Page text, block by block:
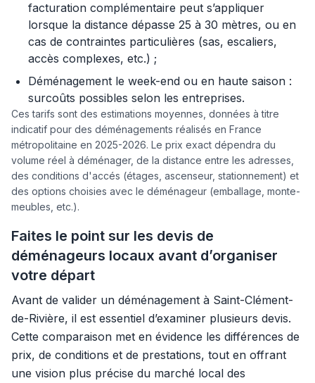
facturation complémentaire peut s’appliquer
lorsque la distance dépasse 25 à 30 mètres, ou en
cas de contraintes particulières (sas, escaliers,
accès complexes, etc.) ;
Déménagement le week-end ou en haute saison :
surcoûts possibles selon les entreprises.
Ces tarifs sont des estimations moyennes, données à titre
indicatif pour des déménagements réalisés en France
métropolitaine en 2025-2026. Le prix exact dépendra du
volume réel à déménager, de la distance entre les adresses,
des conditions d'accés (étages, ascenseur, stationnement) et
des options choisies avec le déménageur (emballage, monte-
meubles, etc.).
Faites le point sur les devis de
déménageurs locaux avant d’organiser
votre départ
Avant de valider un déménagement à Saint-Clément-
de-Rivière, il est essentiel d’examiner plusieurs devis.
Cette comparaison met en évidence les différences de
prix, de conditions et de prestations, tout en offrant
une vision plus précise du marché local des